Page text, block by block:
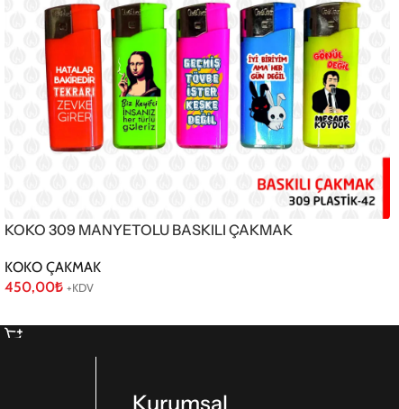
KOKO 309 MANYETOLU BASKILI ÇAKMAK
KOKO ÇAKMAK
450,00₺ +KDV
Kurumsal